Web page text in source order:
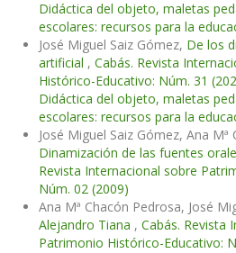
Didáctica del objeto, maletas
escolares: recursos para la
José Miguel Saiz Gómez, De los
artificial , Cabás. Revista
Histórico-Educativo: Núm. 31
Didáctica del objeto, maletas
escolares: recursos para la
José Miguel Saiz Gómez, Ana Mª
Dinamización de las fuentes
Revista Internacional sobre
Núm. 02 (2009)
Ana Mª Chacón Pedrosa, José
Alejandro Tiana , Cabás. Revista
Patrimonio Histórico-Educativo: